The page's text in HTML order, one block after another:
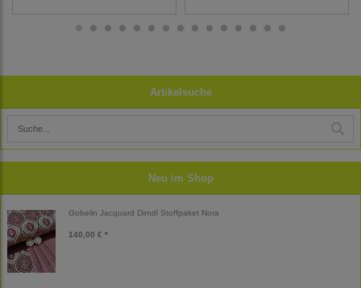
Artikelsuche
Neu im Shop
Gobelin Jacquard Dirndl Stoffpaket Nora
140,00 € *